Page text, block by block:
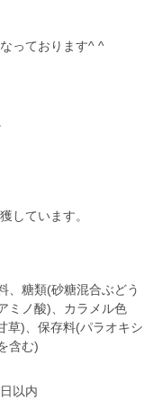
っております^ ^
しています。
、糖類(砂糖混合ぶどう
ミノ酸)、カラメル色
草)、保存料(パラオキシ
含む)
以内